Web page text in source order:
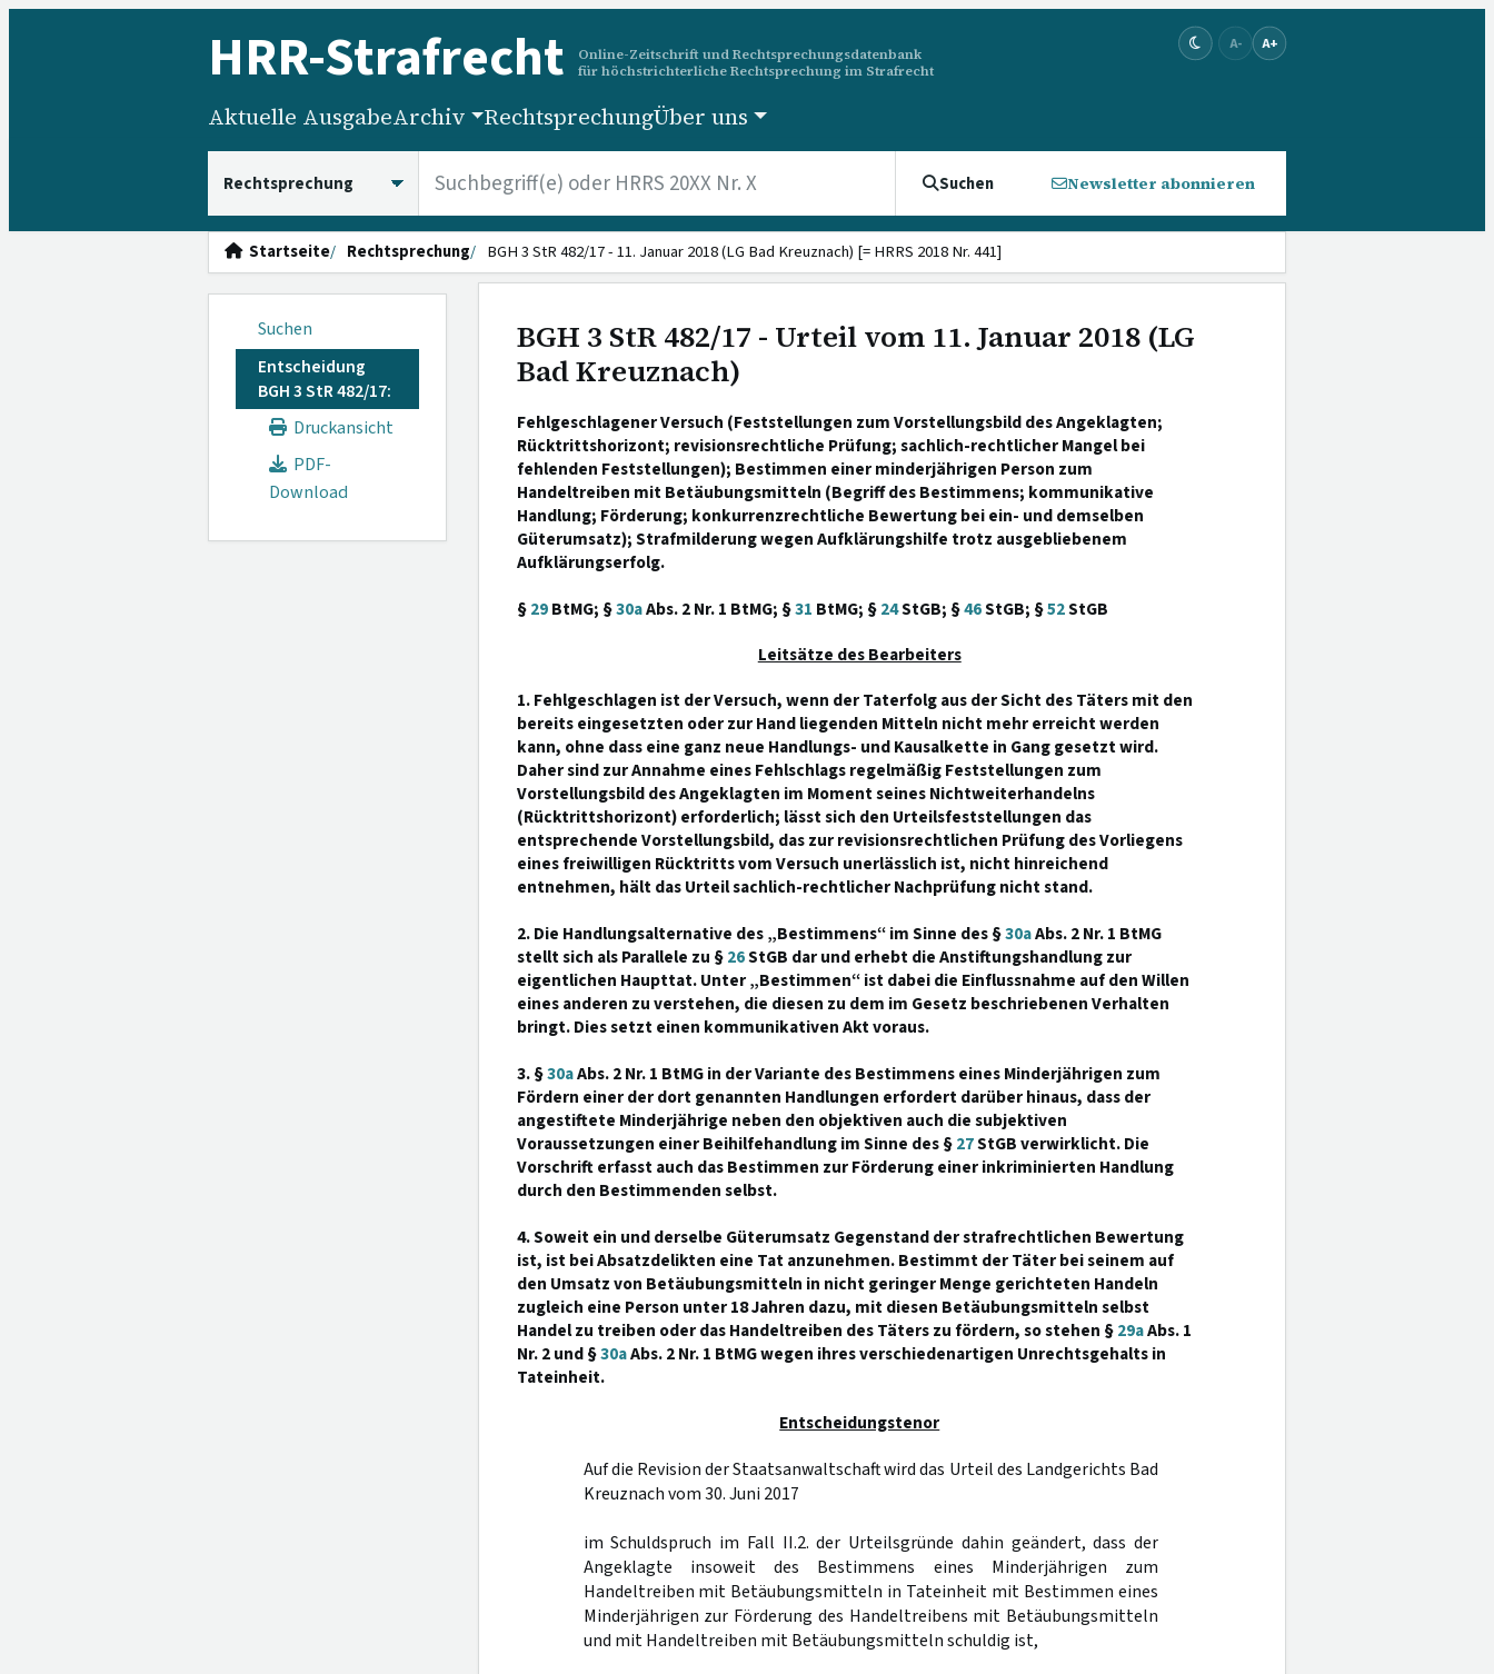
HRR-Strafrecht
Online-Zeitschrift und Rechtsprechungsdatenbank
für höchstrichterliche Rechtsprechung im Strafrecht
A- A+
Aktuelle AusgabeArchiv RechtsprechungÜber uns
Suchen Newsletter abonnieren
Startseite Rechtsprechung BGH 3 StR 482/17 - 11. Januar 2018 (LG Bad Kreuznach) [= HRRS 2018 Nr. 441]
Suchen
Entscheidung
BGH 3 StR 482/17:
Druckansicht
PDF-
Download
BGH 3 StR 482/17 - Urteil vom 11. Januar 2018 (LG
Bad Kreuznach)
Fehlgeschlagener Versuch (Feststellungen zum Vorstellungsbild des Angeklagten;
Rücktrittshorizont; revisionsrechtliche Prüfung; sachlich-rechtlicher Mangel bei
fehlenden Feststellungen); Bestimmen einer minderjährigen Person zum
Handeltreiben mit Betäubungsmitteln (Begriff des Bestimmens; kommunikative
Handlung; Förderung; konkurrenzrechtliche Bewertung bei ein- und demselben
Güterumsatz); Strafmilderung wegen Aufklärungshilfe trotz ausgebliebenem
Aufklärungserfolg.
§29BtMG; §30aAbs. 2 Nr. 1 BtMG; §31 BtMG; §24StGB; §46StGB; §52StGB
Leitsätze des Bearbeiters
1. Fehlgeschlagen ist der Versuch, wenn der Taterfolg aus der Sicht des Täters mit den
bereits eingesetzten oder zur Hand liegenden Mitteln nicht mehr erreicht werden
kann, ohne dass eine ganz neue Handlungs- und Kausalkette in Gang gesetzt wird.
Daher sind zur Annahme eines Fehlschlags regelmäßig Feststellungen zum
Vorstellungsbild des Angeklagten im Moment seines Nichtweiterhandelns
(Rücktrittshorizont) erforderlich; lässt sich den Urteilsfeststellungen das
entsprechende Vorstellungsbild, das zur revisionsrechtlichen Prüfung des Vorliegens
eines freiwilligen Rücktritts vom Versuch unerlässlich ist, nicht hinreichend
entnehmen, hält das Urteil sachlich-rechtlicher Nachprüfung nicht stand.
2. Die Handlungsalternative des „Bestimmens“ im Sinne des §30aAbs. 2 Nr. 1 BtMG
stellt sich als Parallele zu §26StGB dar und erhebt die Anstiftungshandlung zur
eigentlichen Haupttat. Unter „Bestimmen“ ist dabei die Einflussnahme auf den Willen
eines anderen zu verstehen, die diesen zu dem im Gesetz beschriebenen Verhalten
bringt. Dies setzt einen kommunikativen Akt voraus.
3. §30aAbs. 2 Nr. 1 BtMG in der Variante des Bestimmens eines Minderjährigen zum
Fördern einer der dort genannten Handlungen erfordert darüber hinaus, dass der
angestiftete Minderjährige neben den objektiven auch die subjektiven
Voraussetzungen einer Beihilfehandlung im Sinne des §27StGB verwirklicht. Die
Vorschrift erfasst auch das Bestimmen zur Förderung einer inkriminierten Handlung
durch den Bestimmenden selbst.
4. Soweit ein und derselbe Güterumsatz Gegenstand der strafrechtlichen Bewertung
ist, ist bei Absatzdelikten eine Tat anzunehmen. Bestimmt der Täter bei seinem auf
den Umsatz von Betäubungsmitteln in nicht geringer Menge gerichteten Handeln
zugleich eine Person unter 18 Jahren dazu, mit diesen Betäubungsmitteln selbst
Handel zu treiben oder das Handeltreiben des Täters zu fördern, so stehen §29aAbs. 1
Nr. 2 und §30aAbs. 2 Nr. 1 BtMG wegen ihres verschiedenartigen Unrechtsgehalts in
Tateinheit.
Entscheidungstenor
Auf die Revision der Staatsanwaltschaft wird das Urteil des Landgerichts Bad
Kreuznach vom 30. Juni 2017
im Schuldspruch im Fall II.2. der Urteilsgründe dahin geändert, dass der
Angeklagte insoweit des Bestimmens eines Minderjährigen zum
Handeltreiben mit Betäubungsmitteln in Tateinheit mit Bestimmen eines
Minderjährigen zur Förderung des Handeltreibens mit Betäubungsmitteln
und mit Handeltreiben mit Betäubungsmitteln schuldig ist,